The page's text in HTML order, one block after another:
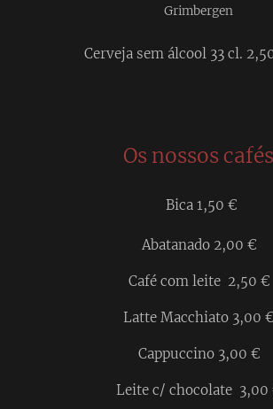
Grimbergen
Cerveja sem álcool 33 cl.
Os nossos cafés
Bica 1,50 €
Abatanado 2,00 €
Café com leite 2,50 €
Latte Macchiato 3,00 €
Cappuccino 3,00 €
Leite c/ chocolate 3,00